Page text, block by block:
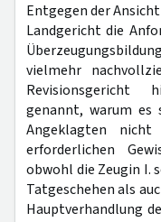
Entgegen der
Landgericht die
vielmehr
Revisionsgericht
genannt, warum es
Angeklagten
erforderlichen
obwohl die Zeugin I.
Tatgeschehen als
Hauptverhandlung